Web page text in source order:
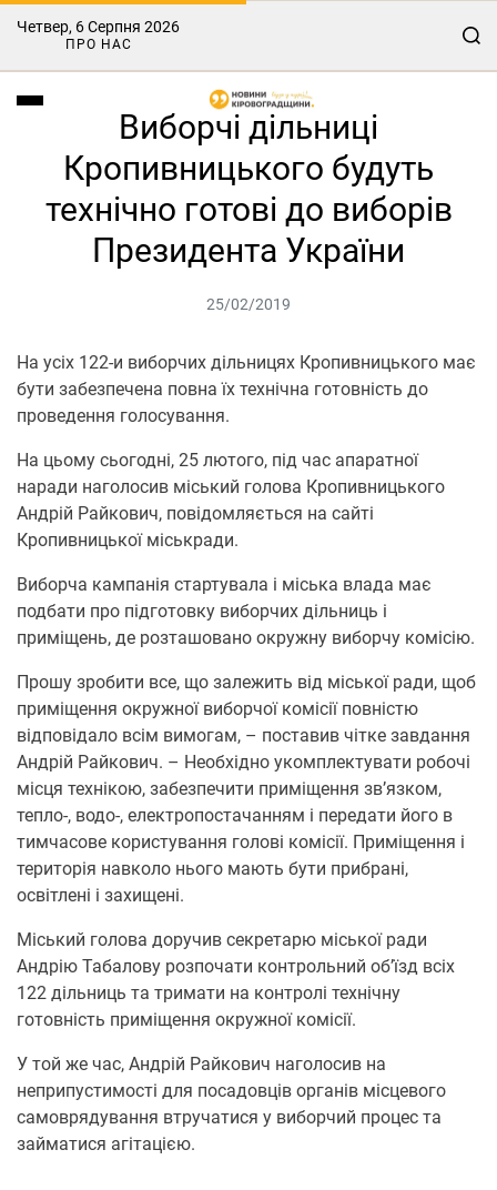
Четвер, 6 Серпня 2026
ПРО НАС
Виборчі дільниці
Кропивницького будуть
технічно готові до виборів
Президента України
25/02/2019
На усіх 122-и виборчих дільницях Кропивницького має
бути забезпечена повна їх технічна готовність до
проведення голосування.
На цьому сьогодні, 25 лютого, під час апаратної
наради наголосив міський голова Кропивницького
Андрій Райкович, повідомляється на сайті
Кропивницької міськради.
Виборча кампанія стартувала і міська влада має
подбати про підготовку виборчих дільниць і
приміщень, де розташовано окружну виборчу комісію.
Прошу зробити все, що залежить від міської ради, щоб
приміщення окружної виборчої комісії повністю
відповідало всім вимогам, – поставив чітке завдання
Андрій Райкович. – Необхідно укомплектувати робочі
місця технікою, забезпечити приміщення зв’язком,
тепло-, водо-, електропостачанням і передати його в
тимчасове користування голові комісії. Приміщення і
територія навколо нього мають бути прибрані,
освітлені і захищені.
Міський голова доручив секретарю міської ради
Андрію Табалову розпочати контрольний об’їзд всіх
122 дільниць та тримати на контролі технічну
готовність приміщення окружної комісії.
У той же час, Андрій Райкович наголосив на
неприпустимості для посадовців органів місцевого
самоврядування втручатися у виборчий процес та
займатися агітацією.